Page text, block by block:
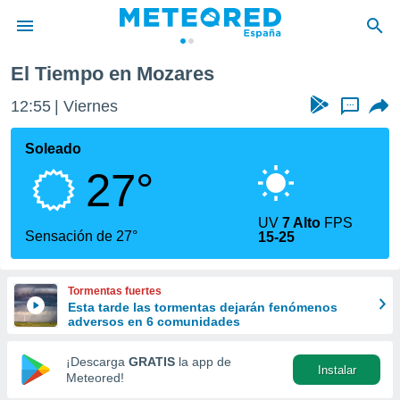
de
por
que se
calidad.
a este
las
y
forma
digital
basada
El Tiempo en Mozares
12:55 Viernes ...
Soleado
27°
Sensación de 27°
UV7 Alto FPS
15-25
Tormentas fuertes
Esta tarde las tormentas dejarán fenómenos
adversos en 6 comunidades
¡Descarga GRATIS la app de
Meteored!
Instalar